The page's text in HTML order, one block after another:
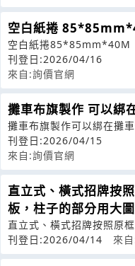
空白紙捲
空白紙捲85*85mm*40M
刊登日:2026/04/16
來自:詢價官網
攤車布旗製作 可以綁
攤車布旗製作可以綁在攤
刊登日:2026/04/15
來自:詢價官網
直立式、橫式招牌按
板，柱子的部分用大圖
直立式、橫式招牌按照原
部分用大圖輸出，這樣的話
刊登日:2026/04/14 來